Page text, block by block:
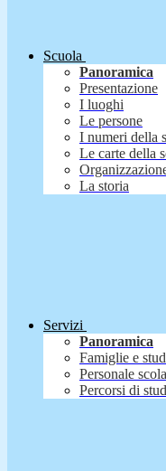
Scuola
Panoramica
Presentazione
I luoghi
Le persone
I numeri della
Le carte della
La storia
Servizi
Panoramica
Famiglie e
Personale
Percorsi di